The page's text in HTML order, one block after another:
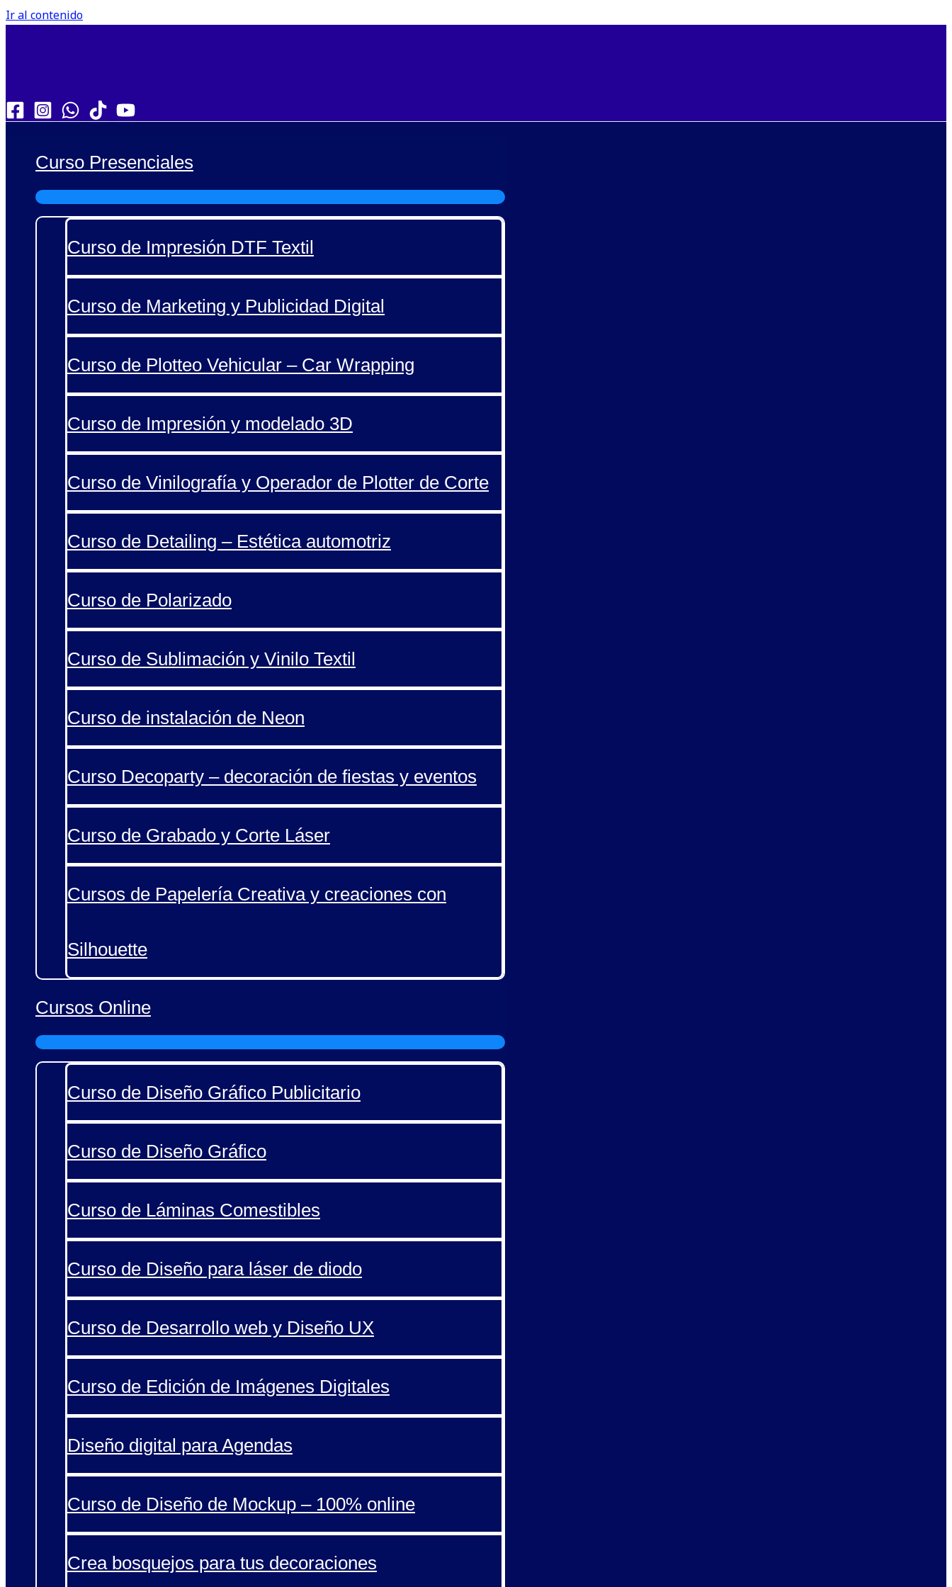
Ir al contenido
Curso Presenciales
Curso de Impresión DTF Textil
Curso de Marketing y Publicidad Digital
Curso de Plotteo Vehicular – Car Wrapping
Curso de Impresión y modelado 3D
Curso de Vinilografía y Operador de Plotter de Corte
Curso de Detailing – Estética automotriz
Curso de Polarizado
Curso de Sublimación y Vinilo Textil
Curso de instalación de Neon
Curso Decoparty – decoración de fiestas y eventos
Curso de Grabado y Corte Láser
Cursos de Papelería Creativa y creaciones con
Silhouette
Cursos Online
Curso de Diseño Gráfico Publicitario
Curso de Diseño Gráfico
Curso de Láminas Comestibles
Curso de Diseño para láser de diodo
Curso de Desarrollo web y Diseño UX
Curso de Edición de Imágenes Digitales
Diseño digital para Agendas
Curso de Diseño de Mockup – 100% online
Crea bosquejos para tus decoraciones